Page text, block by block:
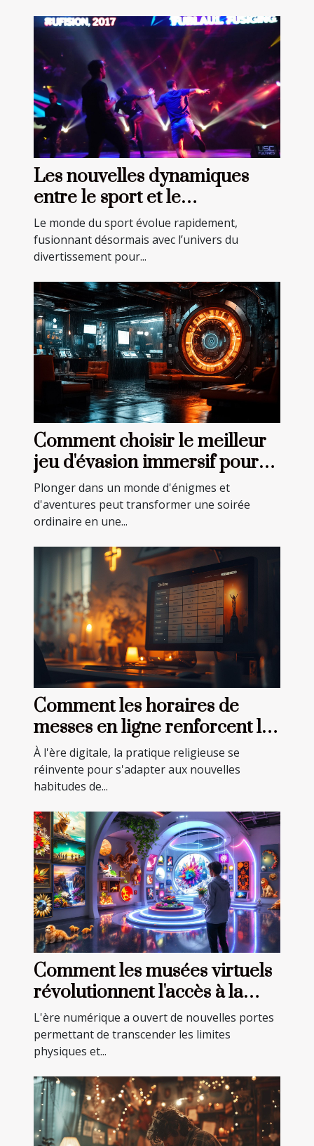
Les nouvelles dynamiques
entre le sport et le
divertissement
Le monde du sport évolue rapidement,
fusionnant désormais avec l’univers du
divertissement pour...
Comment choisir le meilleur
jeu d'évasion immersif pour
votre prochaine aventure
Plonger dans un monde d'énigmes et
d'aventures peut transformer une soirée
ordinaire en une...
Comment les horaires de
messes en ligne renforcent la
communauté religieuse
À l'ère digitale, la pratique religieuse se
réinvente pour s'adapter aux nouvelles
habitudes de...
Comment les musées virtuels
révolutionnent l'accès à la
culture et à l'art
L'ère numérique a ouvert de nouvelles portes
permettant de transcender les limites
physiques et...